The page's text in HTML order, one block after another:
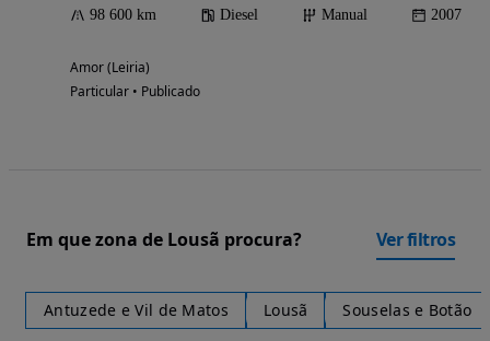
98 600 km Diesel Manual 2007
Amor (Leiria)
Particular • Publicado
Em que zona de Lousã procura? Ver filtros
Antuzede e Vil de Matos Lousã Souselas e Botão